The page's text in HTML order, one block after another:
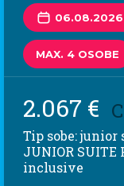
06.08.2026
MAX. 4 OSOBE
2.067 €
Tip sobe:
JUNIOR SUITE
inclusive